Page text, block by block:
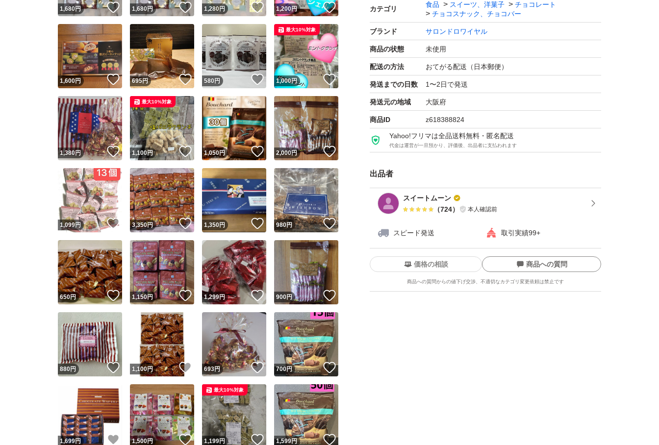
カテゴリ
食品 スイーツ、洋菓子
チョコレート
チョコスナック、チョコバー
ブランド サロンドロワイヤル
商品の状態 未使用
配送の方法 おてがる配送（日本郵便）
発送までの日数 1〜2日で発送
発送元の地域 大阪府
商品ID z618388824
Yahoo!フリマは全品送料無料・匿名配送
代金は運営が一旦預かり、評価後、出品者に支払われます
出品者
スイートムーン
（724） 本人確認前
スピード発送 取引実績99+
ユーザーの実績について
価格の相談 商品への質問
商品への質問からの値下げ交渉、不適切なカテゴリ変更依頼は禁止です
1,680円 いいね！
1,680円 いいね！
1,280円 いいね！
1,200円 いいね！
1,600円 いいね！
695円 いいね！
580円 いいね！
1,000円 いいね！
最大10%対象
1,380円 いいね！
1,100円 いいね！
最大10%対象
1,050円 いいね！
2,000円 いいね！
1,099円 いいね！
3,350円 いいね！
1,350円 いいね！
980円 いいね！
650円 いいね！
1,150円 いいね！
1,299円 いいね！
900円
880円 いいね！
1,100円 いいね！
693円 いいね！
700円 いいね！
1,699円 いいね！
1,500円 いいね！
1,199円 いいね！
最大10%対象
1,599円 いいね！